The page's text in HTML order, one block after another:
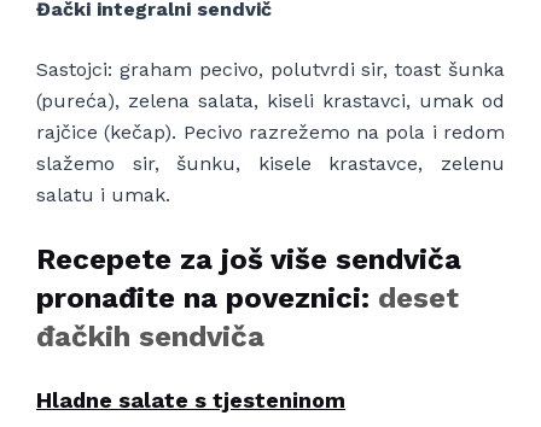
Đački integralni sendvič
Sastojci: graham pecivo, polutvrdi sir, toast šunka
(pureća), zelena salata, kiseli krastavci, umak od
rajčice (kečap). Pecivo razrežemo na pola i redom
slažemo sir, šunku, kisele krastavce, zelenu
salatu i umak.
Recepete za još više sendviča
pronađite na poveznici: deset
đačkih sendviča
Hladne salate s tjesteninom